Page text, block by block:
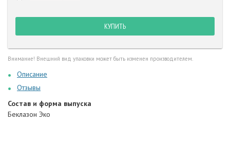
КУПИТЬ
Внимание! Внешний вид упаковки может быть изменен производителем.
Описание
Отзывы
Состав и форма выпуска
Беклазон Эко